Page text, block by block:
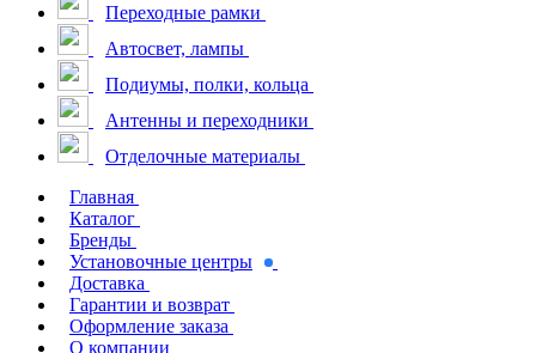
Переходные рамки
Автосвет, лампы
Подиумы, полки, кольца
Антенны и переходники
Отделочные материалы
Главная
Каталог
Бренды
Установочные центры
Доставка
Гарантии и возврат
Оформление заказа
О компании